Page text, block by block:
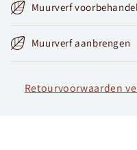
Muurverf
Muurverf aanbrengen
Retourvoorwaarden